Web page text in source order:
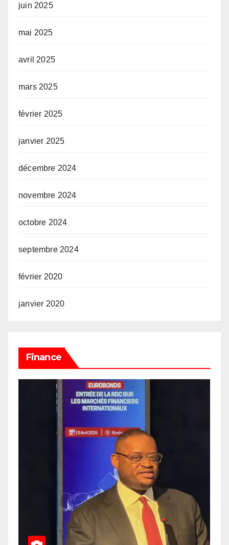
juin 2025
mai 2025
avril 2025
mars 2025
février 2025
janvier 2025
décembre 2024
novembre 2024
octobre 2024
septembre 2024
février 2020
janvier 2020
Finance